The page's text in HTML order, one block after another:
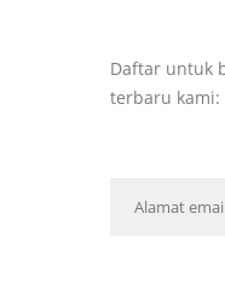
Daftar untuk
terbaru kami: